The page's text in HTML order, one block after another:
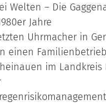
Welten – Die
Jahre
Uhrmacher in
einen
im